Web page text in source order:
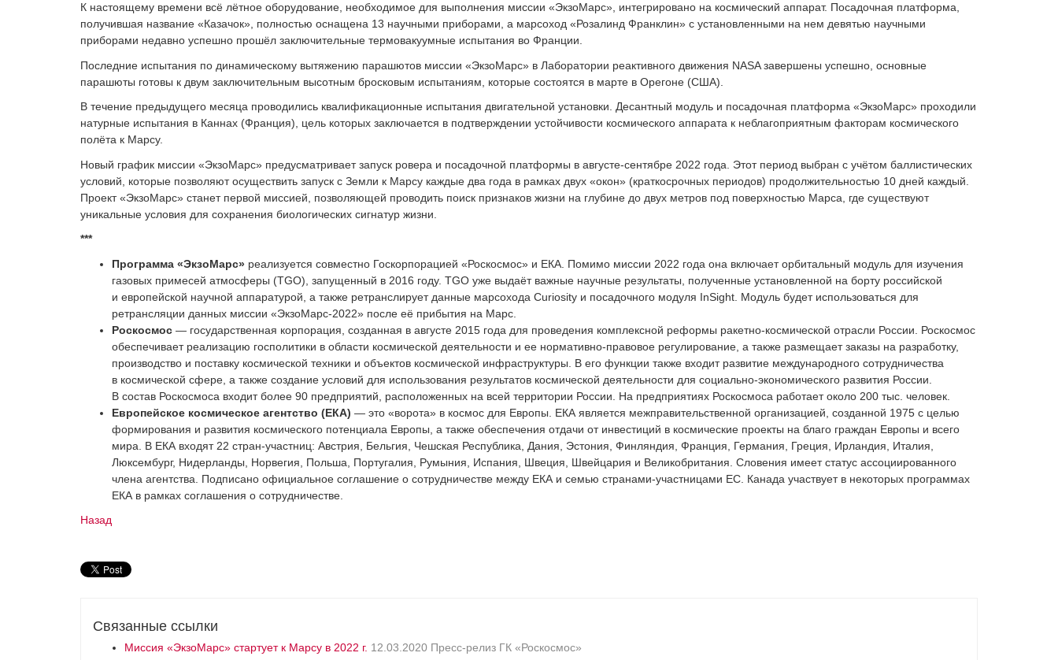
К настоящему времени всё лётное оборудование, необходимое для выполнения миссии «ЭкзоМарс», интегрировано на космический аппарат. Посадочная платформа,
получившая название «Казачок», полностью оснащена 13 научными приборами, а марсоход «Розалинд Франклин» с установленными на нем девятью научными
приборами недавно успешно прошёл заключительные термовакуумные испытания во Франции.
Последние испытания по динамическому вытяжению парашютов миссии «ЭкзоМарс» в Лаборатории реактивного движения NASA завершены успешно, основные
парашюты готовы к двум заключительным высотным бросковым испытаниям, которые состоятся в марте в Орегоне (США).
В течение предыдущего месяца проводились квалификационные испытания двигательной установки. Десантный модуль и посадочная платформа «ЭкзоМарс» проходили
натурные испытания в Каннах (Франция), цель которых заключается в подтверждении устойчивости космического аппарата к неблагоприятным факторам космического
полёта к Марсу.
Новый график миссии «ЭкзоМарс» предусматривает запуск ровера и посадочной платформы в августе-сентябре 2022 года. Этот период выбран с учётом баллистических
условий, которые позволяют осуществить запуск с Земли к Марсу каждые два года в рамках двух «окон» (краткосрочных периодов) продолжительностью 10 дней каждый.
Проект «ЭкзоМарс» станет первой миссией, позволяющей проводить поиск признаков жизни на глубине до двух метров под поверхностью Марса, где существуют
уникальные условия для сохранения биологических сигнатур жизни.
***
Программа «ЭкзоМарс» реализуется совместно Госкорпорацией «Роскосмос» и ЕКА. Помимо миссии 2022 года она включает орбитальный модуль для изучения
газовых примесей атмосферы (TGO), запущенный в 2016 году. TGO уже выдаёт важные научные результаты, полученные установленной на борту российской
и европейской научной аппаратурой, а также ретранслирует данные марсохода Curiosity и посадочного модуля InSight. Модуль будет использоваться для
ретрансляции данных миссии «ЭкзоМарс-2022» после её прибытия на Марс.
Роскосмос — государственная корпорация, созданная в августе 2015 года для проведения комплексной реформы ракетно-космической отрасли России. Роскосмос
обеспечивает реализацию госполитики в области космической деятельности и ее нормативно-правовое регулирование, а также размещает заказы на разработку,
производство и поставку космической техники и объектов космической инфраструктуры. В его функции также входит развитие международного сотрудничества
в космической сфере, а также создание условий для использования результатов космической деятельности для социально-экономического развития России.
В состав Роскосмоса входит более 90 предприятий, расположенных на всей территории России. На предприятиях Роскосмоса работает около 200 тыс. человек.
Европейское космическое агентство (ЕКА) — это «ворота» в космос для Европы. ЕКА является межправительственной организацией, созданной 1975 с целью
формирования и развития космического потенциала Европы, а также обеспечения отдачи от инвестиций в космические проекты на благо граждан Европы и всего
мира. В ЕКА входят 22 стран-участниц: Австрия, Бельгия, Чешская Республика, Дания, Эстония, Финляндия, Франция, Германия, Греция, Ирландия, Италия,
Люксембург, Нидерланды, Норвегия, Польша, Португалия, Румыния, Испания, Швеция, Швейцария и Великобритания. Словения имеет статус ассоциированного
члена агентства. Подписано официальное соглашение о сотрудничестве между ЕКА и семью странами-участницами ЕС. Канада участвует в некоторых программах
ЕКА в рамках соглашения о сотрудничестве.
Назад
Связанные ссылки
Миссия «ЭкзоМарс» стартует к Марсу в 2022 г. 12.03.2020 Пресс-релиз ГК «Роскосмос»